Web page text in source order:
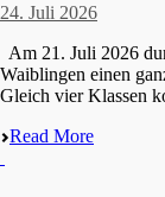
24. Juli 2026
Am 21. Juli 2026
Waiblin­gen einen
Gleich vier Klassen
Read More